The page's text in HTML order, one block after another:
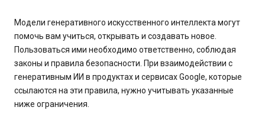
Модели генеративного искусственного интеллекта могут
помочь вам учиться, открывать и создавать новое.
Пользоваться ими необходимо ответственно, соблюдая
законы и правила безопасности. При взаимодействии с
генеративным ИИ в продуктах и сервисах Google, которые
ссылаются на эти правила, нужно учитывать указанные
ниже ограничения.